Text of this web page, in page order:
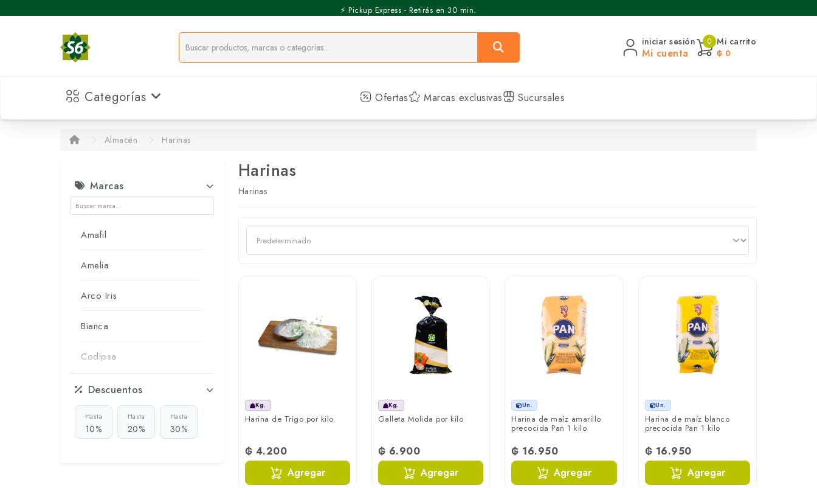
⚡️ Pickup Express - Retirás en 30 min.
iniciar sesión
Mi cuenta
0 Mi carrito
₲ 0
Categorías Ofertas Marcas exclusivas Sucursales
Almacén Harinas
Marcas
Amafil
Amelia
Arco Iris
Bianca
Codipsa
Copalsa
Copra
Descuentos
Hasta
10%
Hasta
20%
Hasta
30%
Harinas
Harinas
Kg.
Harina de Trigo por kilo
₲ 4.200
Agregar
Kg.
Galleta Molida por kilo
₲ 6.900
Agregar
Un.
Harina de maíz amarillo
precocida Pan 1 kilo
₲ 16.950
Agregar
Un.
Harina de maíz blanco
precocida Pan 1 kilo
₲ 16.950
Agregar